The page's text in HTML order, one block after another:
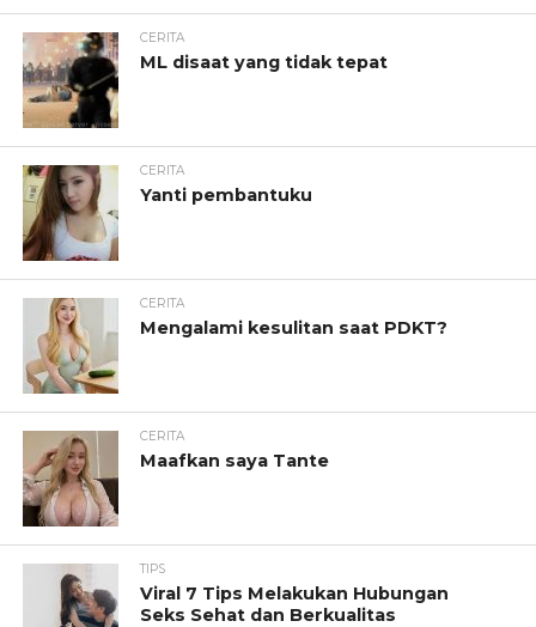
CERITA
ML disaat yang tidak tepat
CERITA
Yanti pembantuku
CERITA
Mengalami kesulitan saat PDKT?
CERITA
Maafkan saya Tante
TIPS
Viral 7 Tips Melakukan Hubungan
Seks Sehat dan Berkualitas